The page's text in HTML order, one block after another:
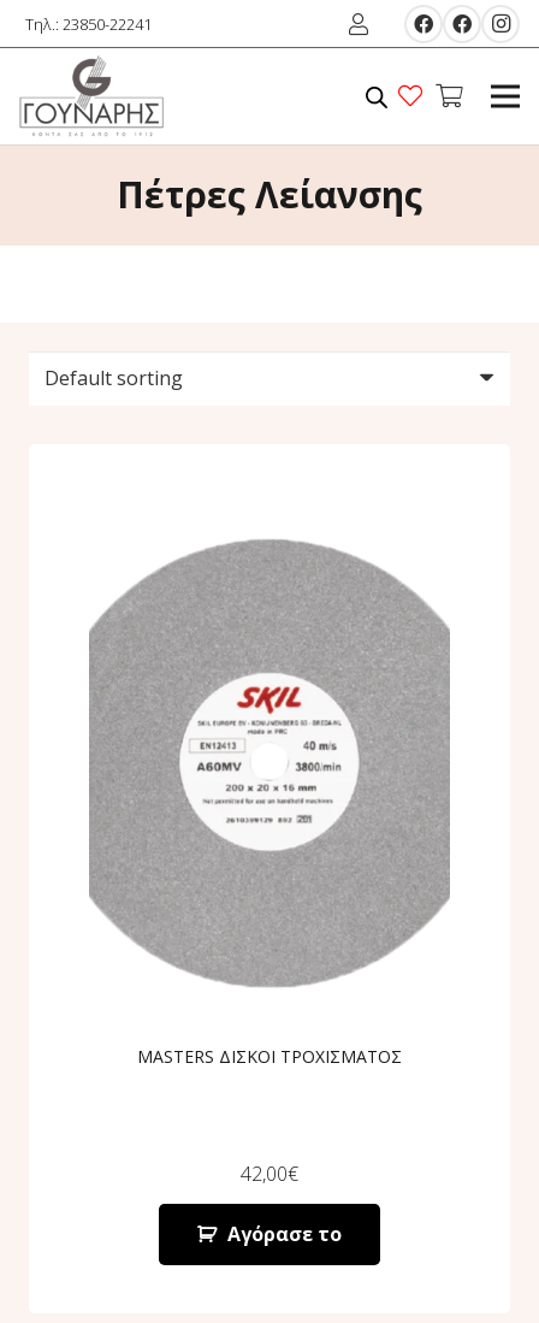
Τηλ.: 23850-22241
Πέτρες Λείανσης
MASTERS ΔΙΣΚΟΙ ΤΡΟΧΙΣΜΑΤΟΣ
42,00€
Αγόρασε το